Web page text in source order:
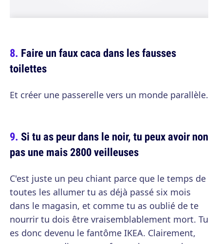
Faire un faux caca dans les fausses
toilettes
Et créer une passerelle vers un monde parallèle.
Si tu as peur dans le noir, tu peux avoir non
pas une mais 2800 veilleuses
C'est juste un peu chiant parce que le temps de
toutes les allumer tu as déjà passé six mois
dans le magasin, et comme tu as oublié de te
nourrir tu dois être vraisemblablement mort. Tu
es donc devenu le fantôme IKEA. Clairement,